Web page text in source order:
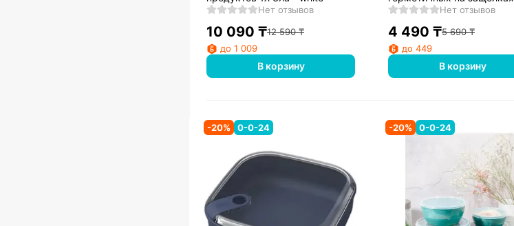
Нет отзывов
10 090 ₸12 590₸
до 1 009
В корзину
3шт(0,75л+0,75л+2,75л)
Нет отзывов
4 490 ₸5 690₸
до 449
В корзину
-20% 0-0-24 -20% 0-0-24